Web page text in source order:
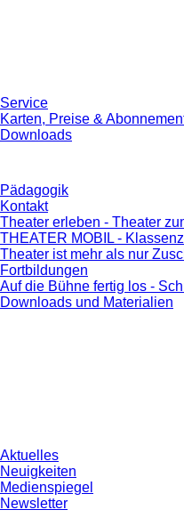
Service
Karten, Preise &
Downloads
Pädagogik
Kontakt
Theater erleben - Theater
THEATER MOBIL -
Theater ist mehr als nur
Fortbildungen
Auf die Bühne fertig los -
Downloads und Materialien
Aktuelles
Neuigkeiten
Medienspiegel
Newsletter